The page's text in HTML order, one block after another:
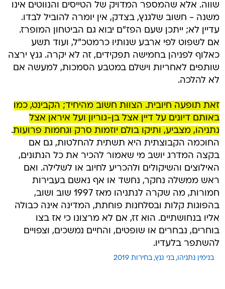
שווה. אלא שהמספר המדויק של הטייסים והנווטים אינו
משנה - חשוב שלגנץ, בצדק, אין יומרה להוביל לבדו.
עדיין לא; ייתכן שעם הפז"ם יבוא גם הביטחון המופרז.
אם לשפוט לפי ארבע שנותיו כרמטכ"ל, ועוד תשע
כאלוף לפניהן בחמישה תפקידים, זה לא יקרה. גנץ ירצה
שותפים לאחריות וישלם במטבע הסמכות, למעשה אם
לא להלכה.
זאת תופעה חיובית. הצוות חשוב מהיחיד; הקבינט, כמו
באותם דיונים על דיין אצל בן-גוריון ועל איראן אצל
נתניהו, מצביע, ותיקו בולם יוזמות סרק וגחמות פרועות.
החוכמה הקבוצתית היא תשתית להחלטות, גם אם
בקצה המדרג יושב מי שאמור להכיר את כל הנתונים,
האילוצים והשיקולים ולהכריע לחיוב או לשלילה. ואם
ראש ממשלה נחקר, נחשד או אף נאשם בעבירות
חמורות, מה שקרה לנתניהו מאז 1997 שוב ושוב,
בהפוגות קלות ובסלחנות פוחתת, המדינה אינה כבולה
אליו בנחושתיים. הוא זז, אם לא מרצונו כי אז בצו
בוחרים, נבחרים או שופטים, והחיים נמשכים, וצפויים
להשתפר בלעדיו.
בנימין נתניהו בני גנץ בחירות 2019